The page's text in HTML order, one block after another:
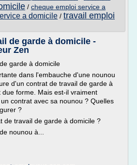
/ cheque emploi service a
a domicile / travail emploi
de garde à domicile -
Zen
garde à domicile
dans l'embauche d'une nounou
d'un contrat de travail de garde à
forme. Mais est-il vraiment
contrat avec sa nounou ? Quelles
?
de travail de garde à domicile ?
nounou à...